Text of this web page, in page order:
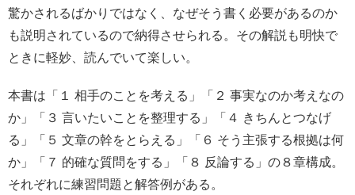
驚かされるばかりではなく、なぜそう書く必要があるのか
も説明されているので納得させられる。その解説も明快で
ときに軽妙、読んでいて楽しい。
本書は「１ 相手のことを考える」「２ 事実なのか考えなの
か」「３ 言いたいことを整理する」「４ きちんとつなげ
る」「５ 文章の幹をとらえる」「６ そう主張する根拠は何
か」「７ 的確な質問をする」「８ 反論する」の８章構成。
それぞれに練習問題と解答例がある。